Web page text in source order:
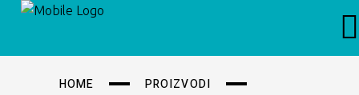
HOME
PROIZVODI